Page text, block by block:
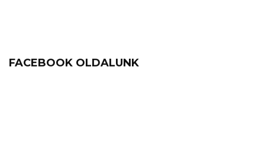
FACEBOOK OLDALUNK